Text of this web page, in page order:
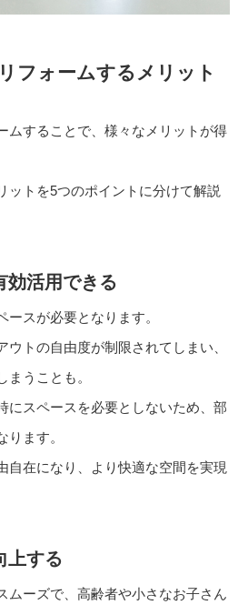
フォームするメリット
ムすることで、様々なメリットが得
ットを5つのポイントに分けて解説
効活用できる
スが必要となります。
ウトの自由度が制限されてしまい、
まうことも。
にスペースを必要としないため、部
ります。
自在になり、より快適な空間を実現
上する
ムーズで、高齢者や小さなお子さん